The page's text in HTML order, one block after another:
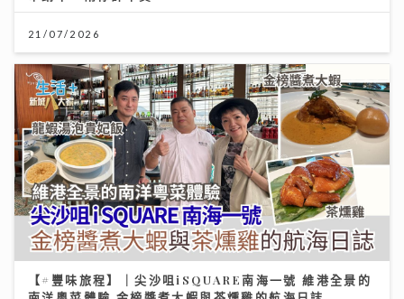
21/07/2026
【#豐味旅程】｜尖沙咀iSQUARE南海一號 維港全景的